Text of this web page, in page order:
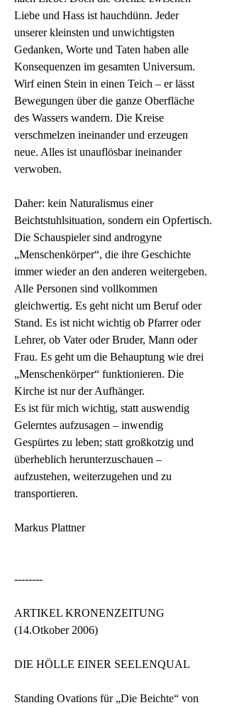
Liebe und Hass ist hauchdünn. Jeder
unserer kleinsten und unwichtigsten
Gedanken, Worte und Taten haben alle
Konsequenzen im gesamten Universum.
Wirf einen Stein in einen Teich – er lässt
Bewegungen über die ganze Oberfläche
des Wassers wandern. Die Kreise
verschmelzen ineinander und erzeugen
neue. Alles ist unauflösbar ineinander
verwoben.
Daher: kein Naturalismus einer
Beichtstuhlsituation, sondern ein Opfertisch.
Die Schauspieler sind androgyne
„Menschenkörper“, die ihre Geschichte
immer wieder an den anderen weitergeben.
Alle Personen sind vollkommen
gleichwertig. Es geht nicht um Beruf oder
Stand. Es ist nicht wichtig ob Pfarrer oder
Lehrer, ob Vater oder Bruder, Mann oder
Frau. Es geht um die Behauptung wie drei
„Menschenkörper“ funktionieren. Die
Kirche ist nur der Aufhänger.
Es ist für mich wichtig, statt auswendig
Gelerntes aufzusagen – inwendig
Gespürtes zu leben; statt großkotzig und
überheblich herunterzuschauen –
aufzustehen, weiterzugehen und zu
transportieren.
Markus Plattner
--------
ARTIKEL KRONENZEITUNG
(14.Otkober 2006)
DIE HÖLLE EINER SEELENQUAL
Standing Ovations für „Die Beichte“ von